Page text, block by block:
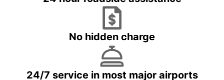
No hidden charge
24/7 service in most major airports